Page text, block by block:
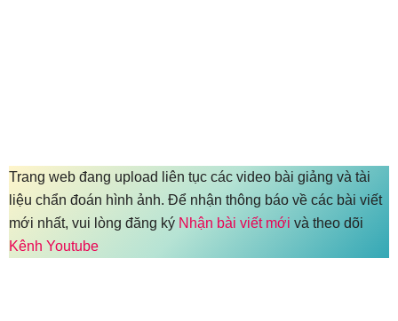
Trang web đang upload liên tục các video bài giảng và tài
liệu chẩn đoán hình ảnh. Để nhận thông báo về các bài viết
mới nhất, vui lòng đăng ký Nhận bài viết mới và theo dõi
Kênh Youtube